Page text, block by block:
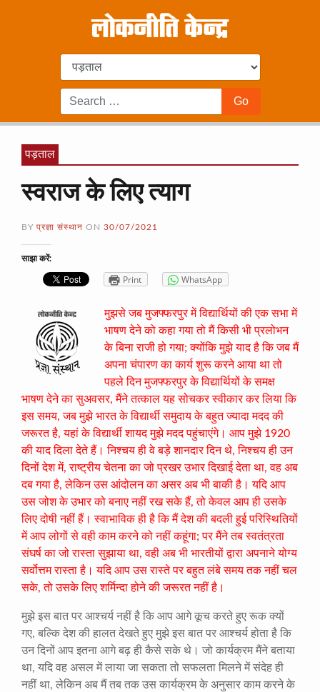
पड़ताल
स्वराज के लिए त्याग
BY प्रज्ञा संस्थान ON 30/07/2021
साझा करें:
Print WhatsApp
मुझसे जब मुजफ्फरपुर में विद्यार्थियों की एक सभा में
भाषण देने को कहा गया तो मैं किसी भी प्रलोभन
के बिना राजी हो गया; क्योंकि मुझे याद है कि जब मैं
अपना चंपारण का कार्य शुरू करने आया था तो
पहले दिन मुजफ्फरपुर के विद्यार्थियों के समक्ष
भाषण देने का सुअवसर, मैंने तत्काल यह सोचकर स्वीकार कर लिया कि
इस समय, जब मुझे भारत के विद्यार्थी समुदाय के बहुत ज्यादा मदद की
जरूरत है, यहां के विद्यार्थी शायद मुझे मदद पहुंचाएंगे। आप मुझे 1920
की याद दिला देते हैं। निश्चय ही वे बड़े शानदार दिन थे, निश्चय ही उन
दिनों देश में, राष्ट्रीय चेतना का जो प्रखर उभार दिखाई देता था, वह अब
दब गया है, लेकिन उस आंदोलन का असर अब भी बाकी है। यदि आप
उस जोश के उभार को बनाए नहीं रख सके हैं, तो केवल आप ही उसके
लिए दोषी नहीं हैं। स्वाभाविक ही है कि मैं देश की बदली हुई परिस्थितियों
में आप लोगों से वही काम करने को नहीं कहूंगा; पर मैंने तब स्वतंत्रता
संघर्ष का जो रास्ता सुझाया था, वही अब भी भारतीयों द्वारा अपनाने योग्य
सर्वोत्तम रास्ता है। यदि आप उस रास्ते पर बहुत लंबे समय तक नहीं चल
सके, तो उसके लिए शर्मिन्दा होने की जरूरत नहीं है।
मुझे इस बात पर आश्चर्य नहीं है कि आप आगे कूच करते हुए रूक क्यों
गए, बल्कि देश की हालत देखते हुए मुझे इस बात पर आश्चर्य होता है कि
उन दिनों आप इतना आगे बढ़ ही कैसे सके थे। जो कार्यक्रम मैंने बताया
था, यदि वह असल में लाया जा सकता तो सफलता मिलने में संदेह ही
नहीं था, लेकिन अब मैं तब तक उस कार्यक्रम के अनुसार काम करने के